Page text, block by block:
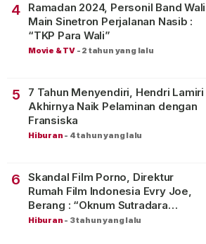
4
Ramadan 2024, Personil Band Wali
Main Sinetron Perjalanan Nasib :
“TKP Para Wali”
Movie & TV - 2 tahun yang lalu
5
7 Tahun Menyendiri, Hendri Lamiri
Akhirnya Naik Pelaminan dengan
Fransiska
Hiburan - 4 tahun yang lalu
6
Skandal Film Porno, Direktur
Rumah Film Indonesia Evry Joe,
Berang : “Oknum Sutradara
Merusak Perfilman Indonesia”!
Hiburan - 3 tahun yang lalu